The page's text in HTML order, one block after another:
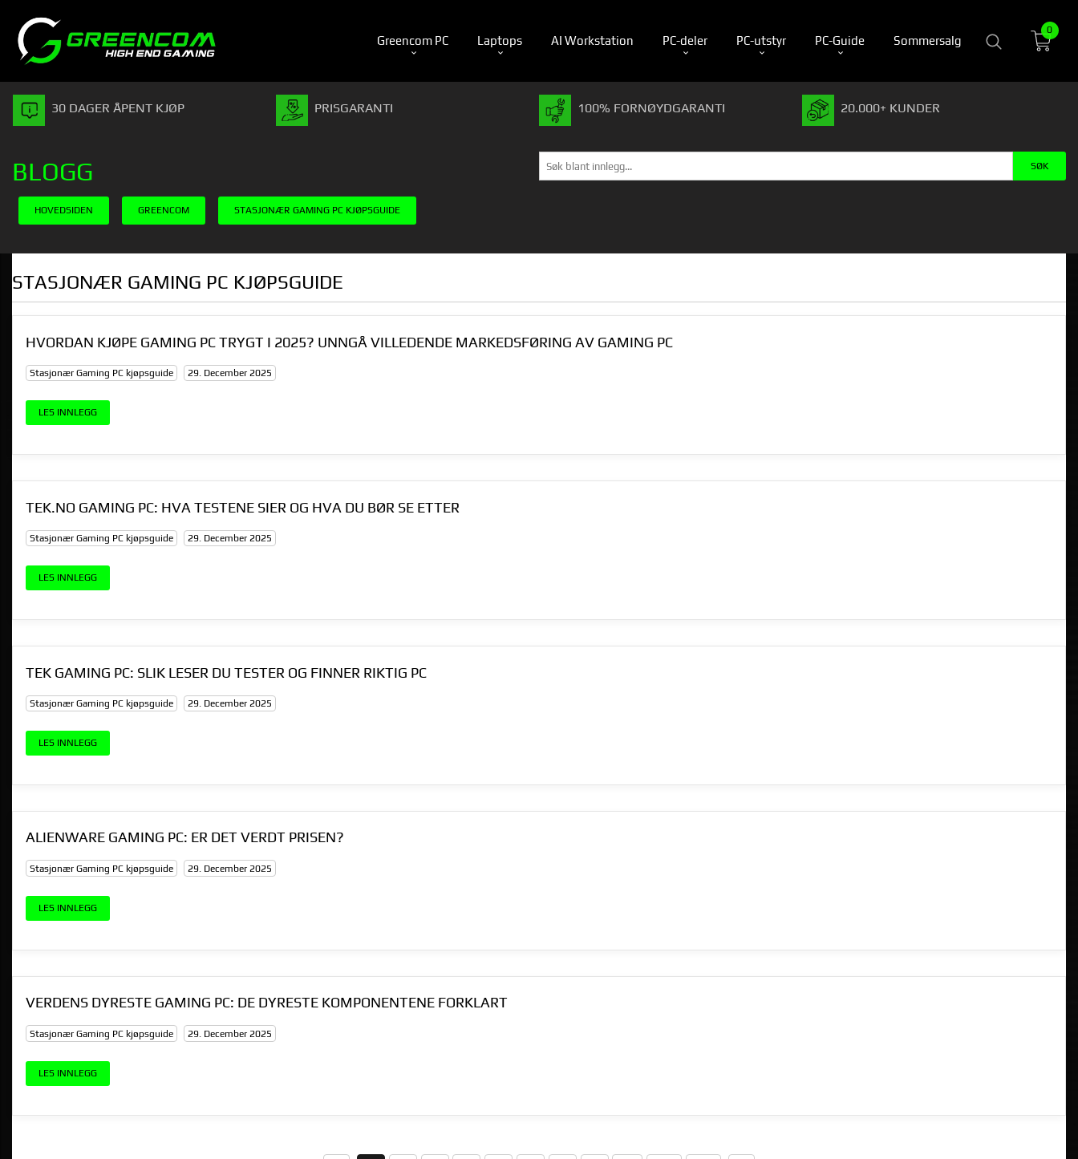
innholdet
PRODUKTER
Greencom PC Laptops AI Workstation PC-deler PC-utstyr PC-Guide Sommersalg
0
30 DAGER ÅPENT KJØP PRISGARANTI 100% FORNØYDGARANTI 20.000+ KUNDER
BLOGG
HOVEDSIDEN GREENCOM STASJONÆR GAMING PC KJØPSGUIDE
STASJONÆR GAMING PC KJØPSGUIDE
HVORDAN KJØPE GAMING PC TRYGT I 2025? UNNGÅ VILLEDENDE MARKEDSFØRING AV GAMING PC
Stasjonær Gaming PC kjøpsguide 29. December 2025
LES INNLEGG
TEK.NO GAMING PC: HVA TESTENE SIER OG HVA DU BØR SE ETTER
Stasjonær Gaming PC kjøpsguide 29. December 2025
LES INNLEGG
TEK GAMING PC: SLIK LESER DU TESTER OG FINNER RIKTIG PC
Stasjonær Gaming PC kjøpsguide 29. December 2025
LES INNLEGG
ALIENWARE GAMING PC: ER DET VERDT PRISEN?
Stasjonær Gaming PC kjøpsguide 29. December 2025
LES INNLEGG
VERDENS DYRESTE GAMING PC: DE DYRESTE KOMPONENTENE FORKLART
Stasjonær Gaming PC kjøpsguide 29. December 2025
LES INNLEGG